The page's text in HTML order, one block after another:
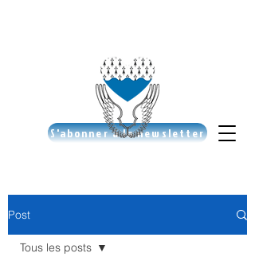
S'abonner à la newsletter
Post
Tous les posts